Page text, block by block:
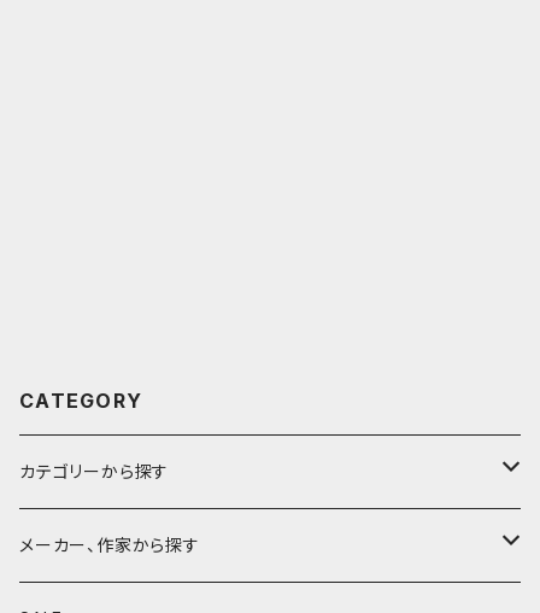
CATEGORY
カテゴリーから探す
鉛筆
メーカー、作家から探す